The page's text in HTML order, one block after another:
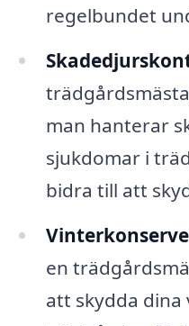
regelbundet
man hanterar
sjukdomar i
bidra till att
en
att skydda